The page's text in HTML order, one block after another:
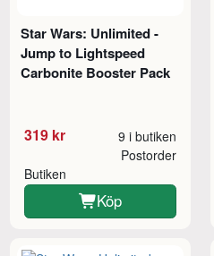
Star Wars: Unlimited -
Jump to Lightspeed
Carbonite Booster Pack
319 kr 9 i butiken
Butiken
Postorder
Köp